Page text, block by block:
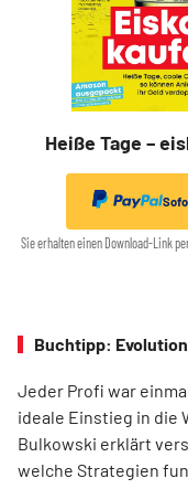
Heiße Tage –
Sie erhalten einen Download-Link
Buchtipp:
Jeder Profi war
ideale Einstieg in die
Bulkowski erklärt
welche Strategien